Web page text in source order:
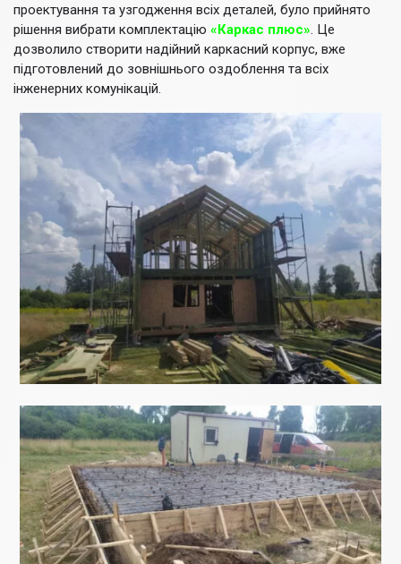
проектування та узгодження всіх деталей, було прийнято
рішення вибрати комплектацію «Каркас плюс». Це
дозволило створити надійний каркасний корпус, вже
підготовлений до зовнішнього оздоблення та всіх
інженерних комунікацій.